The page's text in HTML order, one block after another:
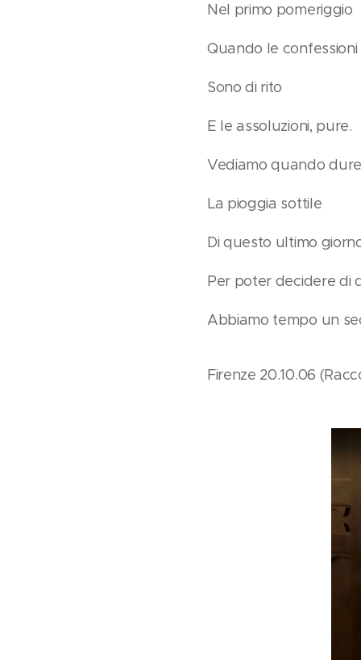
Nel primo pomeriggio
Quando le confessioni
Sono di rito
E le assoluzioni, pure.
Vediamo quando
La pioggia sottile
Di questo ultimo
Per poter decidere di
Abbiamo tempo un
Firenze 20.10.06